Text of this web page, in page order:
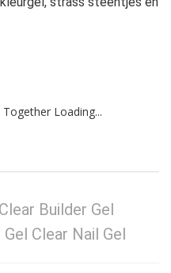
Loading...
Builder Gel
Clear Nail Gel